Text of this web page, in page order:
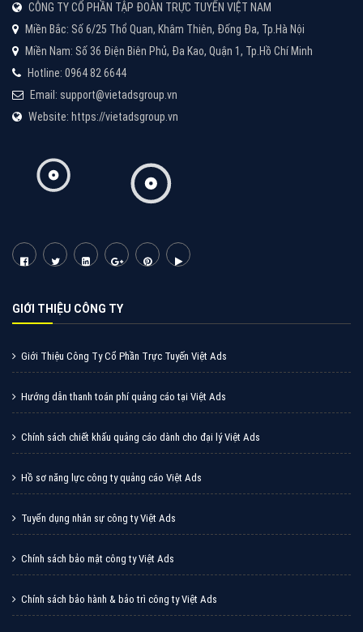
CÔNG TY CỔ PHẦN TẬP ĐOÀN TRỰC TUYẾN VIỆT NAM
Miền Bắc: Số 6/25 Thổ Quan, Khâm Thiên, Đống Đa, Tp.Hà Nội
Miền Nam: Số 36 Điện Biên Phủ, Đa Kao, Quận 1, Tp.Hồ Chí Minh
Hotline: 0964 82 6644
Email: support@vietadsgroup.vn
Website: https://vietadsgroup.vn
GIỚI THIỆU CÔNG TY
Giới Thiệu Công Ty Cổ Phần Trực Tuyến Việt Ads
Hướng dẫn thanh toán phí quảng cáo tại Việt Ads
Chính sách chiết khấu quảng cáo dành cho đại lý Việt Ads
Hồ sơ năng lực công ty quảng cáo Việt Ads
Tuyển dụng nhân sự công ty Việt Ads
Chính sách bảo mật công ty Việt Ads
Chính sách bảo hành & bảo trì công ty Việt Ads